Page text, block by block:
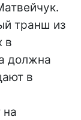
транш из
в
должна
в
на